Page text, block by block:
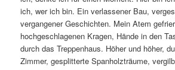
ich, wer ich bin. Ein verlassener Bau,
vergangener Geschichten. Mein Atem
hochgeschlagenen Kragen, Hände in den
durch das Treppenhaus. Höher und höher,
Zimmer, gesplitterte Spanholzträume,